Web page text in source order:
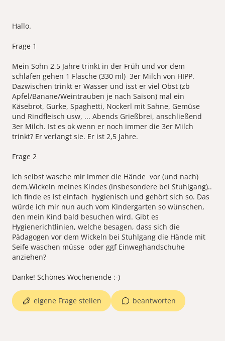
Hallo.
Frage 1
Mein Sohn 2,5 Jahre trinkt in der Früh und vor dem
schlafen gehen 1 Flasche (330 ml) 3er Milch von HIPP.
Dazwischen trinkt er Wasser und isst er viel Obst (zb
Apfel/Banane/Weintrauben je nach Saison) mal ein
Käsebrot, Gurke, Spaghetti, Nockerl mit Sahne, Gemüse
und Rindfleisch usw, ... Abends Grießbrei, anschließend
3er Milch. Ist es ok wenn er noch immer die 3er Milch
trinkt? Er verlangt sie. Er ist 2,5 Jahre.
Frage 2
Ich selbst wasche mir immer die Hände vor (und nach)
dem.Wickeln meines Kindes (insbesondere bei Stuhlgang)..
Ich finde es ist einfach hygienisch und gehört sich so. Das
würde ich mir nun auch vom Kindergarten so wünschen,
den mein Kind bald besuchen wird. Gibt es
Hygienerichtlinien, welche besagen, dass sich die
Pädagogen vor dem Wickeln bei Stuhlgang die Hände mit
Seife waschen müsse oder ggf Einweghandschuhe
anziehen?
beantworten
eigene Frage stellen